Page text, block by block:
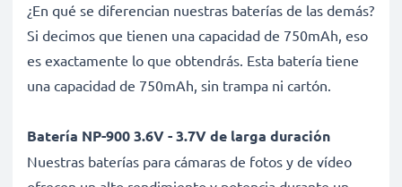
¿En qué se diferencian nuestras baterías de las demás?
Si decimos que tienen una capacidad de 750mAh, eso
es exactamente lo que obtendrás. Esta batería tiene
una capacidad de 750mAh, sin trampa ni cartón.
Batería NP-900 3.6V - 3.7V de larga duración
Nuestras baterías para cámaras de fotos y de vídeo